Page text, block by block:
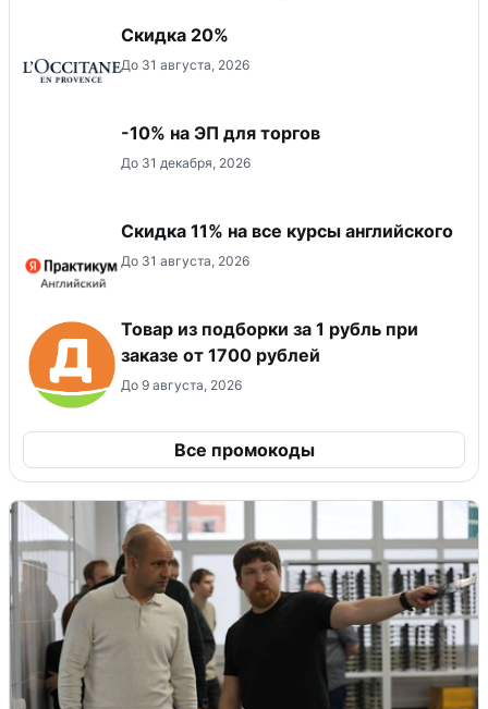
Скидка 20%
До 31 августа, 2026
-10% на ЭП для торгов
До 31 декабря, 2026
Скидка 11% на все курсы английского
До 31 августа, 2026
Товар из подборки за 1 рубль при
заказе от 1700 рублей
До 9 августа, 2026
Все промокоды